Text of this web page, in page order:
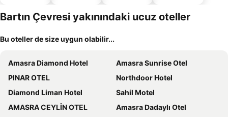
oteller
Bartın Çevresi yakınındaki ucuz oteller
Bu oteller de size uygun olabilir...
Amasra Diamond Hotel
Amasra Sunrise Otel
PINAR OTEL
Northdoor Hotel
Diamond Liman Hotel
Sahil Motel
AMASRA CEYLİN OTEL
Amasra Dadaylı Otel